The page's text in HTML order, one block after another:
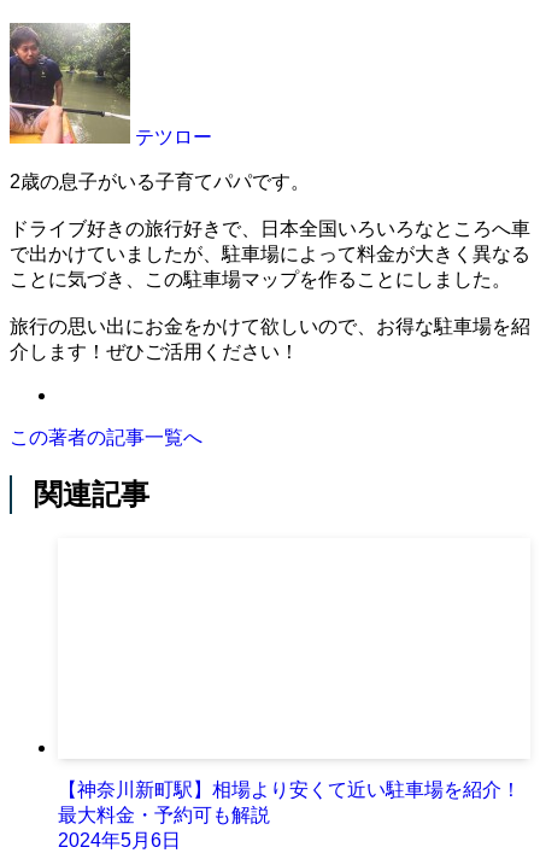
テツロー
2歳の息子がいる子育てパパです。
ドライブ好きの旅行好きで、日本全国いろいろなところへ車
で出かけていましたが、駐車場によって料金が大きく異なる
ことに気づき、この駐車場マップを作ることにしました。
旅行の思い出にお金をかけて欲しいので、お得な駐車場を紹
介します！ぜひご活用ください！
この著者の記事一覧へ
関連記事
【神奈川新町駅】相場より安くて近い駐車場を紹介！
最大料金・予約可も解説
2024年5月6日